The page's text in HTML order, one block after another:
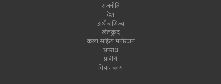
राजनीति
देश
अर्थ बाणिज्य
खेलकुद
कला सहित्य मनोरंजन
अपराध
प्रबिधि
विचार ब्लग